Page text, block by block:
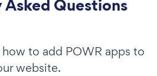
Questions
to add POWR apps to
website.